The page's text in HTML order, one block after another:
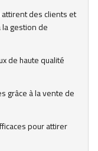
des clients et
gestion de
de haute qualité
grâce à la vente de
pour attirer